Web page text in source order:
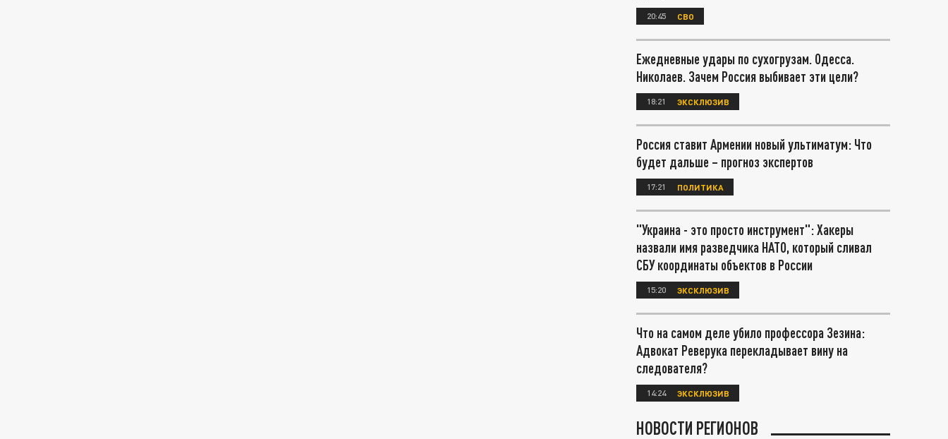
20:45 СВО
Ежедневные удары по сухогрузам. Одесса.
Николаев. Зачем Россия выбивает эти цели?
18:21 ЭКСКЛЮЗИВ
Россия ставит Армении новый ультиматум: Что
будет дальше – прогноз экспертов
17:21 ПОЛИТИКА
"Украина - это просто инструмент": Хакеры
назвали имя разведчика НАТО, который сливал
СБУ координаты объектов в России
15:20 ЭКСКЛЮЗИВ
Что на самом деле убило профессора Зезина:
Адвокат Реверука перекладывает вину на
следователя?
14:24 ЭКСКЛЮЗИВ
НОВОСТИ РЕГИОНОВ